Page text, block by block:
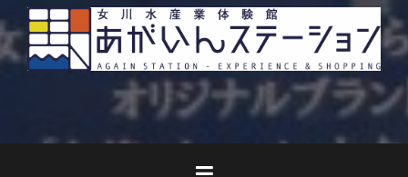
へ
ス